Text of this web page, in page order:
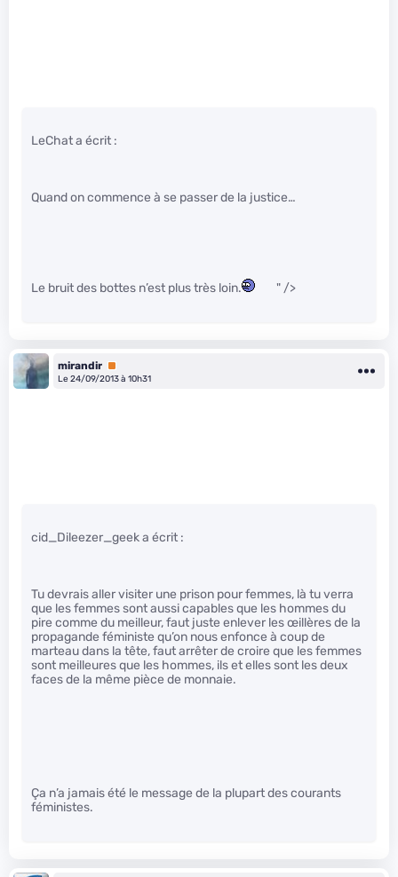
LeChat a écrit :
Quand on commence à se passer de la justice…
Le bruit des bottes n’est plus très loin. " />
mirandir Premium
Le 24/09/2013 à 10h31
cid_Dileezer_geek a écrit :
Tu devrais aller visiter une prison pour femmes, là tu verra
que les femmes sont aussi capables que les hommes du
pire comme du meilleur, faut juste enlever les œillères de la
propagande féministe qu’on nous enfonce à coup de
marteau dans la tête, faut arrêter de croire que les femmes
sont meilleures que les hommes, ils et elles sont les deux
faces de la même pièce de monnaie.
Ça n’a jamais été le message de la plupart des courants
féministes.